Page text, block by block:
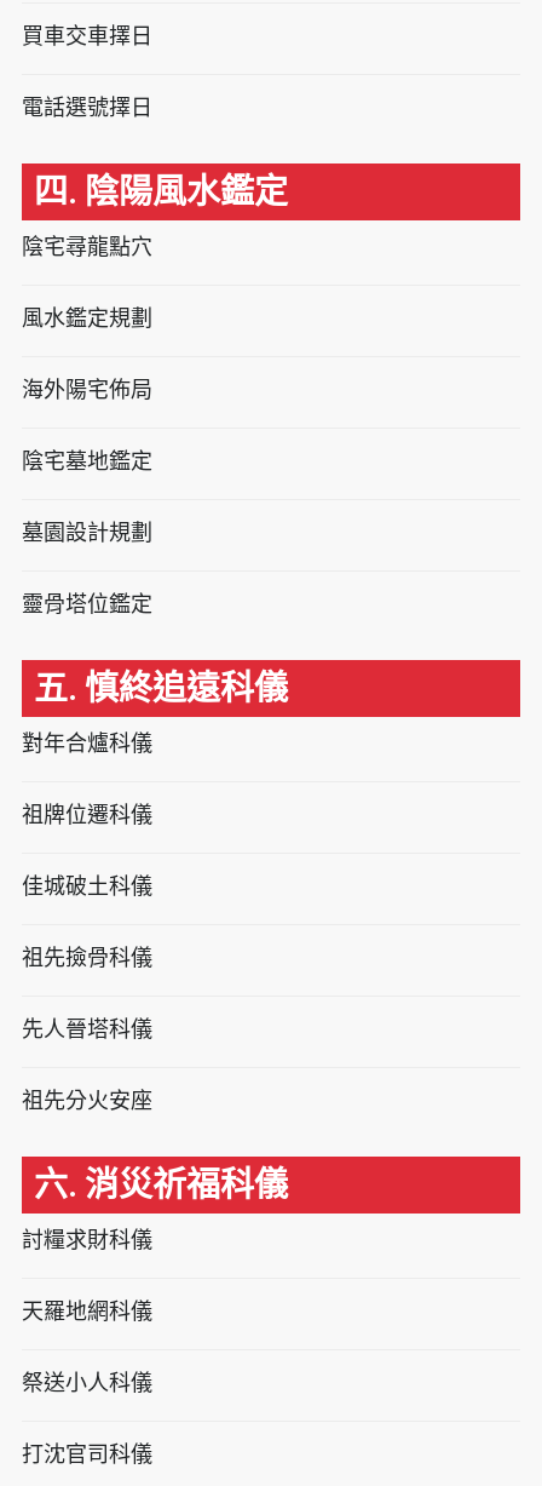
買車交車擇日
電話選號擇日
四. 陰陽風水鑑定
陰宅尋龍點穴
風水鑑定規劃
海外陽宅佈局
陰宅墓地鑑定
墓園設計規劃
靈骨塔位鑑定
五. 慎終追遠科儀
對年合爐科儀
祖牌位遷科儀
佳城破土科儀
祖先撿骨科儀
先人晉塔科儀
祖先分火安座
六. 消災祈福科儀
討糧求財科儀
天羅地網科儀
祭送小人科儀
打沈官司科儀